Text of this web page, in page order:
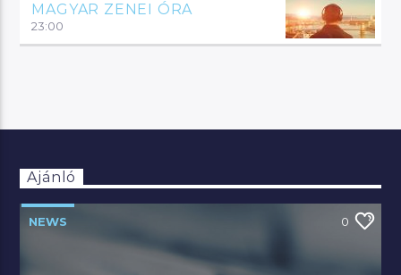
MAGYAR ZENEI ÓRA
23:00
Ajánló
NEWS 0